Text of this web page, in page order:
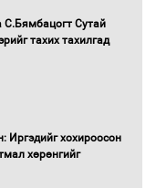
Сутай
тахих тахилгад
Иргэдийг хохироосон
хөрөнгийг